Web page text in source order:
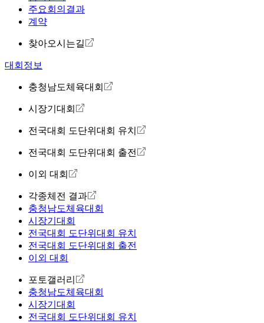
주요회의결과
계약
찾아오시는길
대회정보
충청남도체육대회
시장기대회
전국대회 도단위대회 유치
전국대회 도단위대회 출전
이외 대회
각종체전 결과
충청남도체육대회
시장기대회
전국대회 도단위대회 유치
전국대회 도단위대회 출전
이외 대회
포토갤러리
충청남도체육대회
시장기대회
전국대회 도단위대회 유치